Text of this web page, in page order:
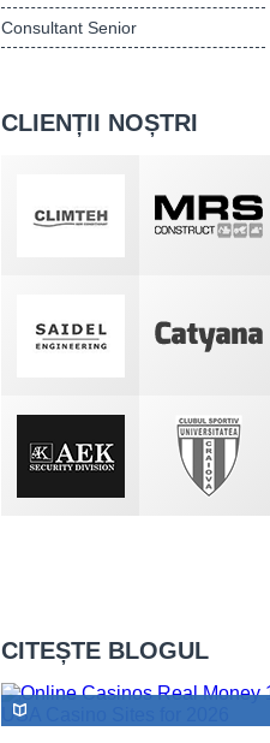
Consultant Senior
CLIENȚII NOȘTRI
CITEȘTE BLOGUL